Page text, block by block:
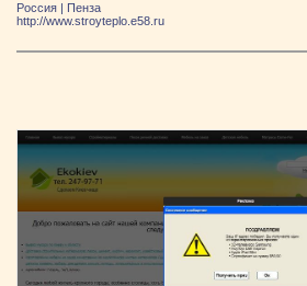
Россия
Пенза
http://www.stroyteplo.e58.ru